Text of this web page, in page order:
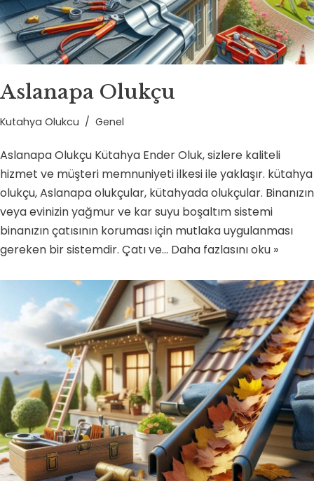
Aslanapa Olukçu
Kutahya Olukcu Genel
Aslanapa Olukçu Kütahya Ender Oluk, sizlere kaliteli
hizmet ve müşteri memnuniyeti ilkesi ile yaklaşır. kütahya
olukçu, Aslanapa olukçular, kütahyada olukçular. Binanızın
veya evinizin yağmur ve kar suyu boşaltım sistemi
binanızın çatısının koruması için mutlaka uygulanması
gereken bir sistemdir. Çatı ve… Daha fazlasını oku »